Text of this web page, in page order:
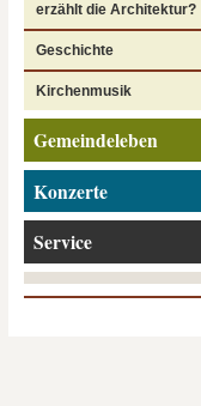
erzählt die Architektur?
Geschichte
Kirchenmusik
Gemeindeleben
Konzerte
Service